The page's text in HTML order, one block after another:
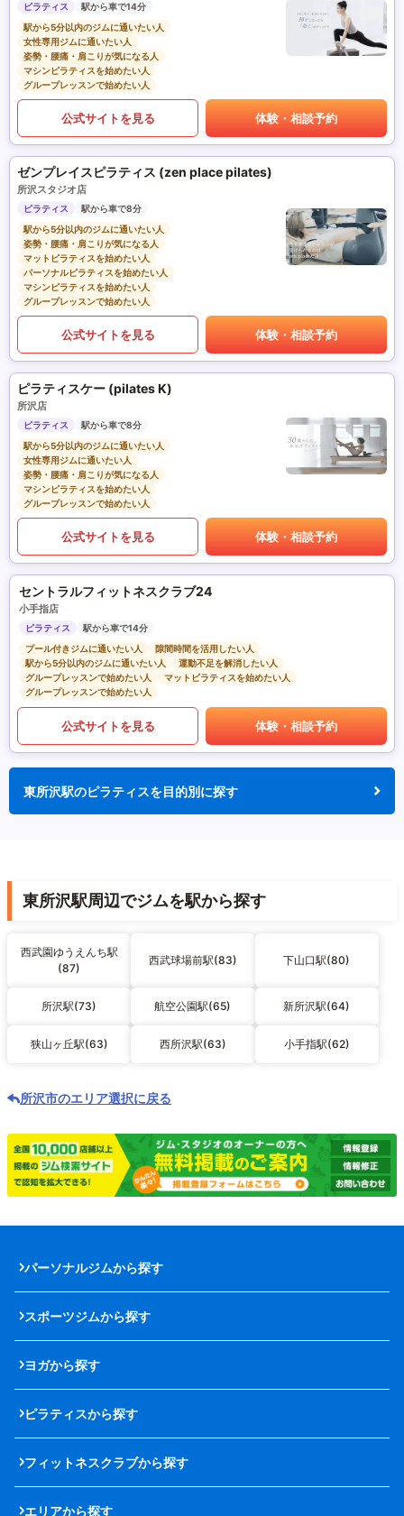
ピラティス
駅から車で14分
駅から5分以内のジムに通いたい人
女性専用ジムに通いたい人
姿勢・腰痛・肩こりが気になる人
マシンピラティスを始めたい人
グループレッスンで始めたい人
公式サイトを見る 体験・相談予約
ゼンプレイスピラティス (zen place pilates)
所沢スタジオ店
ピラティス
駅から車で8分
駅から5分以内のジムに通いたい人
姿勢・腰痛・肩こりが気になる人
マットピラティスを始めたい人
パーソナルピラティスを始めたい人
マシンピラティスを始めたい人
グループレッスンで始めたい人
公式サイトを見る 体験・相談予約
ピラティスケー (pilates K)
所沢店
ピラティス
駅から車で8分
駅から5分以内のジムに通いたい人
女性専用ジムに通いたい人
姿勢・腰痛・肩こりが気になる人
マシンピラティスを始めたい人
グループレッスンで始めたい人
公式サイトを見る 体験・相談予約
セントラルフィットネスクラブ24
小手指店
ピラティス
駅から車で14分
プール付きジムに通いたい人
隙間時間を活用したい人
駅から5分以内のジムに通いたい人
運動不足を解消したい人
グループレッスンで始めたい人
マットピラティスを始めたい人
グループレッスンで始めたい人
公式サイトを見る 体験・相談予約
東所沢駅のピラティスを目的別に探す
東所沢駅周辺でジムを駅から探す
西武園ゆうえんち駅
(87)
西武球場前駅(83) 下山口駅(80)
所沢駅(73) 航空公園駅(65) 新所沢駅(64)
狭山ヶ丘駅(63) 西所沢駅(63) 小手指駅(62)
所沢市のエリア選択に戻る
パーソナルジムから探す
スポーツジムから探す
ヨガから探す
ピラティスから探す
フィットネスクラブから探す
エリアから探す